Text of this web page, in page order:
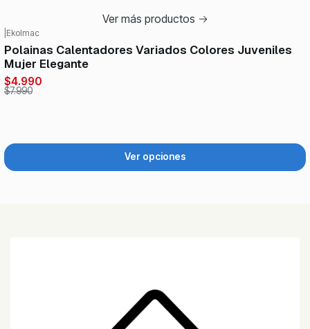
Ver más productos
Ekolmac
Polainas Calentadores Variados Colores Juveniles
Mujer Elegante
$4.990
$7.990
Ver opciones